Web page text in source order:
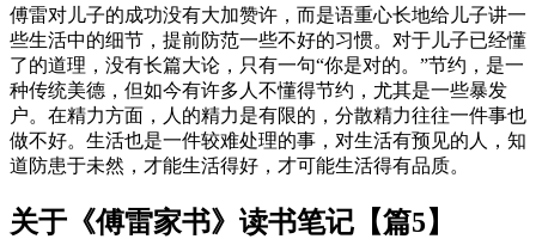
傅雷对儿子的成功没有大加赞许，而是语重心长地给儿子讲一
些生活中的细节，提前防范一些不好的习惯。对于儿子已经懂
了的道理，没有长篇大论，只有一句“你是对的。”节约，是一
种传统美德，但如今有许多人不懂得节约，尤其是一些暴发
户。在精力方面，人的精力是有限的，分散精力往往一件事也
做不好。生活也是一件较难处理的事，对生活有预见的人，知
道防患于未然，才能生活得好，才可能生活得有品质。
关于《傅雷家书》读书笔记【篇5】